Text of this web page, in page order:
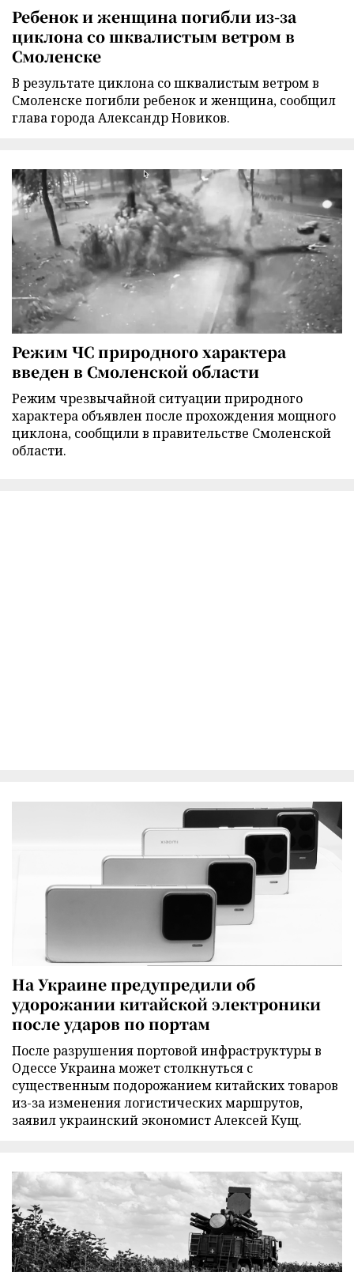
Ребенок и женщина погибли из-за
циклона со шквалистым ветром в
Смоленске
В результате циклона со шквалистым ветром в
Смоленске погибли ребенок и женщина, сообщил
глава города Александр Новиков.
Режим ЧС природного характера
введен в Смоленской области
Режим чрезвычайной ситуации природного
характера объявлен после прохождения мощного
циклона, сообщили в правительстве Смоленской
области.
На Украине предупредили об
удорожании китайской электроники
после ударов по портам
После разрушения портовой инфраструктуры в
Одессе Украина может столкнуться с
существенным подорожанием китайских товаров
из-за изменения логистических маршрутов,
заявил украинский экономист Алексей Кущ.